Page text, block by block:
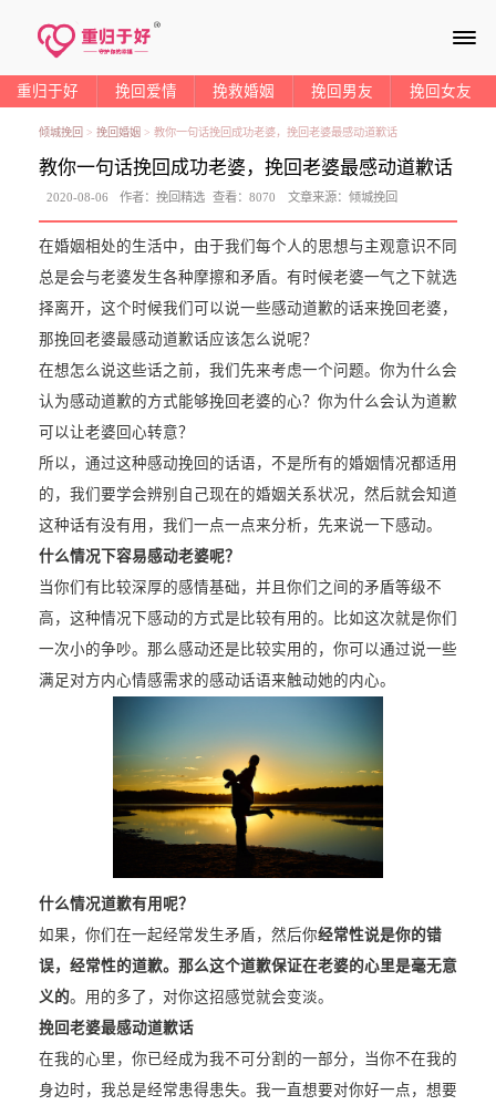
≡
重归于好 挽回爱情 挽救婚姻 挽回男友 挽回女友
倾城挽回 > 挽回婚姻 > 教你一句话挽回成功老婆，挽回老婆最感动道歉话
教你一句话挽回成功老婆，挽回老婆最感动道歉话
2020-08-06 作者：挽回精选 查看：8070 文章来源： 倾城挽回
在婚姻相处的生活中，由于我们每个人的思想与主观意识不同
总是会与老婆发生各种摩擦和矛盾。有时候老婆一气之下就选
择离开，这个时候我们可以说一些感动道歉的话来挽回老婆，
那挽回老婆最感动道歉话应该怎么说呢？
在想怎么说这些话之前，我们先来考虑一个问题。你为什么会
认为感动道歉的方式能够挽回老婆的心？你为什么会认为道歉
可以让老婆回心转意？
所以，通过这种感动挽回的话语，不是所有的婚姻情况都适用
的，我们要学会辨别自己现在的婚姻关系状况，然后就会知道
这种话有没有用，我们一点一点来分析，先来说一下感动。
什么情况下容易感动老婆呢？
当你们有比较深厚的感情基础，并且你们之间的矛盾等级不
高，这种情况下感动的方式是比较有用的。比如这次就是你们
一次小的争吵。那么感动还是比较实用的，你可以通过说一些
满足对方内心情感需求的感动话语来触动她的内心。
什么情况道歉有用呢？
如果，你们在一起经常发生矛盾，然后你经常性说是你的错
误，经常性的道歉。那么这个道歉保证在老婆的心里是毫无意
义的。用的多了，对你这招感觉就会变淡。
挽回老婆最感动道歉话
在我的心里，你已经成为我不可分割的一部分，当你不在我的
身边时，我总是经常患得患失。我一直想要对你好一点，想要